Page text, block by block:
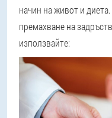
начин на живот и
премахване на
използвайте: